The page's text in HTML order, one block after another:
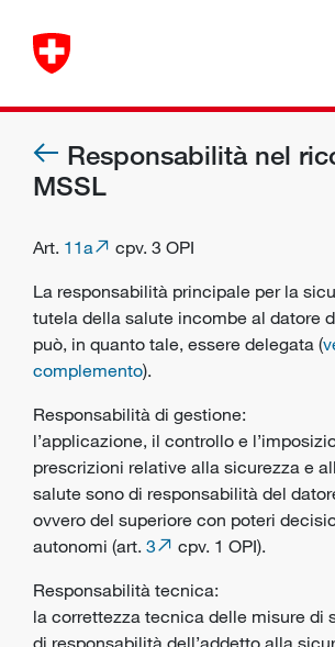
Responsabilità nel
MSSL
Art. 11a
cpv. 3 OPI
La responsabilità principale per la
tutela della salute incombe al datore
può, in quanto tale, essere delegata (
complemento).
Responsabilità di gestione:
l’applicazione, il controllo e
prescrizioni relative alla sicurezza e
salute sono di responsabilità del
ovvero del superiore con poteri
autonomi (art. 3
cpv. 1 OPI).
Responsabilità tecnica:
la correttezza tecnica delle misure di
di responsabilità dell’addetto alla